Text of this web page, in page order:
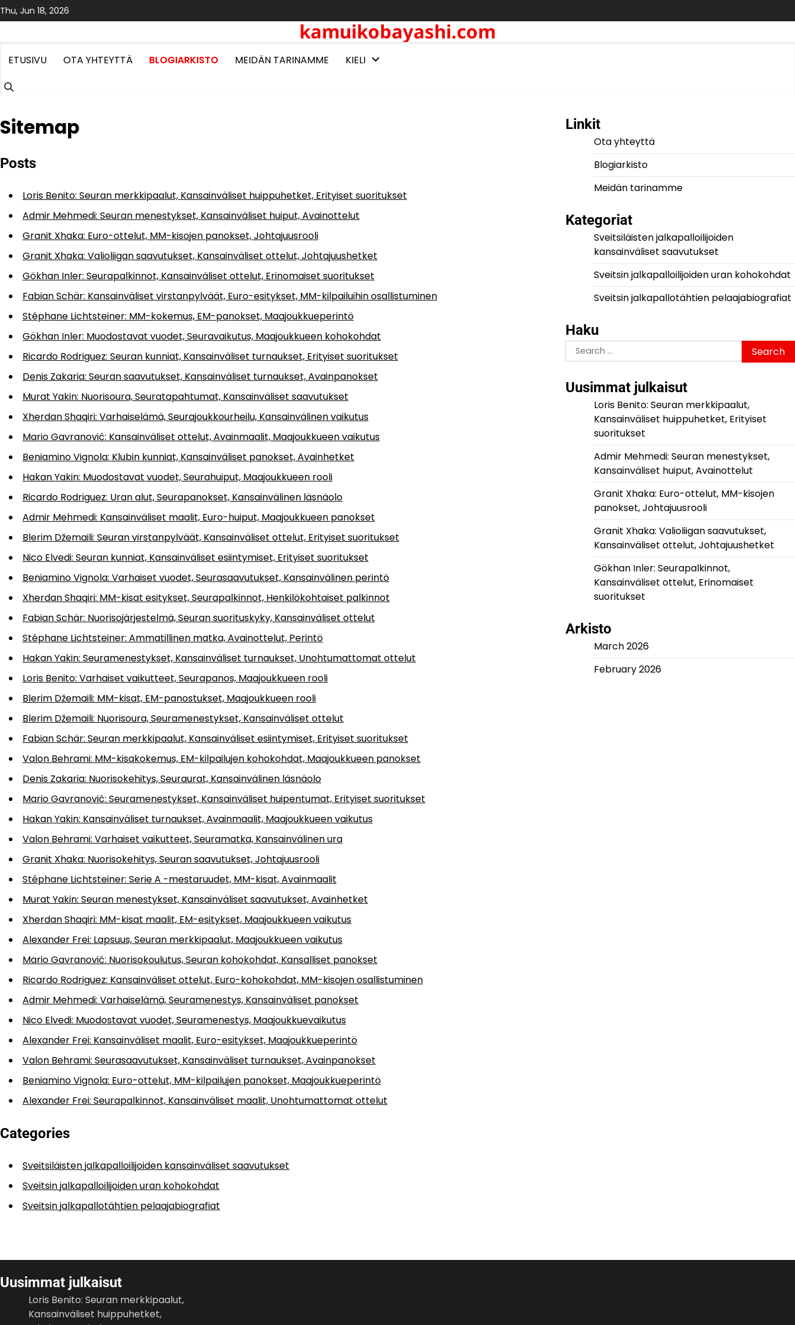
Skip
to
Thu, Jun 18, 2026
kamuikobayashi.com
ETUSIVU OTA YHTEYTTÄ BLOGIARKISTO MEIDÄN TARINAMME KIELI
Sitemap
Posts
Loris Benito: Seuran merkkipaalut, Kansainväliset huippuhetket, Erityiset suoritukset
Admir Mehmedi: Seuran menestykset, Kansainväliset huiput, Avainottelut
Granit Xhaka: Euro-ottelut, MM-kisojen panokset, Johtajuusrooli
Granit Xhaka: Valioliigan saavutukset, Kansainväliset ottelut, Johtajuushetket
Gökhan Inler: Seurapalkinnot, Kansainväliset ottelut, Erinomaiset suoritukset
Fabian Schär: Kansainväliset virstanpylväät, Euro-esitykset, MM-kilpailuihin osallistuminen
Stéphane Lichtsteiner: MM-kokemus, EM-panokset, Maajoukkueperintö
Gökhan Inler: Muodostavat vuodet, Seuravaikutus, Maajoukkueen kohokohdat
Ricardo Rodriguez: Seuran kunniat, Kansainväliset turnaukset, Erityiset suoritukset
Denis Zakaria: Seuran saavutukset, Kansainväliset turnaukset, Avainpanokset
Murat Yakin: Nuorisoura, Seuratapahtumat, Kansainväliset saavutukset
Xherdan Shaqiri: Varhaiselämä, Seurajoukkourheilu, Kansainvälinen vaikutus
Mario Gavranović: Kansainväliset ottelut, Avainmaalit, Maajoukkueen vaikutus
Beniamino Vignola: Klubin kunniat, Kansainväliset panokset, Avainhetket
Hakan Yakin: Muodostavat vuodet, Seurahuiput, Maajoukkueen rooli
Ricardo Rodriguez: Uran alut, Seurapanokset, Kansainvälinen läsnäolo
Admir Mehmedi: Kansainväliset maalit, Euro-huiput, Maajoukkueen panokset
Blerim Džemaili: Seuran virstanpylväät, Kansainväliset ottelut, Erityiset suoritukset
Nico Elvedi: Seuran kunniat, Kansainväliset esiintymiset, Erityiset suoritukset
Beniamino Vignola: Varhaiset vuodet, Seurasaavutukset, Kansainvälinen perintö
Xherdan Shaqiri: MM-kisat esitykset, Seurapalkinnot, Henkilökohtaiset palkinnot
Fabian Schär: Nuorisojärjestelmä, Seuran suorituskyky, Kansainväliset ottelut
Stéphane Lichtsteiner: Ammatillinen matka, Avainottelut, Perintö
Hakan Yakin: Seuramenestykset, Kansainväliset turnaukset, Unohtumattomat ottelut
Loris Benito: Varhaiset vaikutteet, Seurapanos, Maajoukkueen rooli
Blerim Džemaili: MM-kisat, EM-panostukset, Maajoukkueen rooli
Blerim Džemaili: Nuorisoura, Seuramenestykset, Kansainväliset ottelut
Fabian Schär: Seuran merkkipaalut, Kansainväliset esiintymiset, Erityiset suoritukset
Valon Behrami: MM-kisakokemus, EM-kilpailujen kohokohdat, Maajoukkueen panokset
Denis Zakaria: Nuorisokehitys, Seuraurat, Kansainvälinen läsnäolo
Mario Gavranović: Seuramenestykset, Kansainväliset huipentumat, Erityiset suoritukset
Hakan Yakin: Kansainväliset turnaukset, Avainmaalit, Maajoukkueen vaikutus
Valon Behrami: Varhaiset vaikutteet, Seuramatka, Kansainvälinen ura
Granit Xhaka: Nuorisokehitys, Seuran saavutukset, Johtajuusrooli
Stéphane Lichtsteiner: Serie A -mestaruudet, MM-kisat, Avainmaalit
Murat Yakin: Seuran menestykset, Kansainväliset saavutukset, Avainhetket
Xherdan Shaqiri: MM-kisat maalit, EM-esitykset, Maajoukkueen vaikutus
Alexander Frei: Lapsuus, Seuran merkkipaalut, Maajoukkueen vaikutus
Mario Gavranović: Nuorisokoulutus, Seuran kohokohdat, Kansalliset panokset
Ricardo Rodriguez: Kansainväliset ottelut, Euro-kohokohdat, MM-kisojen osallistuminen
Admir Mehmedi: Varhaiselämä, Seuramenestys, Kansainväliset panokset
Nico Elvedi: Muodostavat vuodet, Seuramenestys, Maajoukkuevaikutus
Alexander Frei: Kansainväliset maalit, Euro-esitykset, Maajoukkueperintö
Valon Behrami: Seurasaavutukset, Kansainväliset turnaukset, Avainpanokset
Beniamino Vignola: Euro-ottelut, MM-kilpailujen panokset, Maajoukkueperintö
Alexander Frei: Seurapalkinnot, Kansainväliset maalit, Unohtumattomat ottelut
Categories
Sveitsiläisten jalkapalloilijoiden kansainväliset saavutukset
Sveitsin jalkapalloilijoiden uran kohokohdat
Sveitsin jalkapallotähtien pelaajabiografiat
Linkit
Ota yhteyttä
Blogiarkisto
Meidän tarinamme
Kategoriat
Sveitsiläisten jalkapalloilijoiden
kansainväliset saavutukset
Sveitsin jalkapalloilijoiden uran kohokohdat
Sveitsin jalkapallotähtien pelaajabiografiat
Haku
Search
for:
Uusimmat julkaisut
Loris Benito: Seuran merkkipaalut,
Kansainväliset huippuhetket, Erityiset
suoritukset
Admir Mehmedi: Seuran menestykset,
Kansainväliset huiput, Avainottelut
Granit Xhaka: Euro-ottelut, MM-kisojen
panokset, Johtajuusrooli
Granit Xhaka: Valioliigan saavutukset,
Kansainväliset ottelut, Johtajuushetket
Gökhan Inler: Seurapalkinnot,
Kansainväliset ottelut, Erinomaiset
suoritukset
Arkisto
March 2026
February 2026
Uusimmat julkaisut
Loris Benito: Seuran merkkipaalut,
Kansainväliset huippuhetket,